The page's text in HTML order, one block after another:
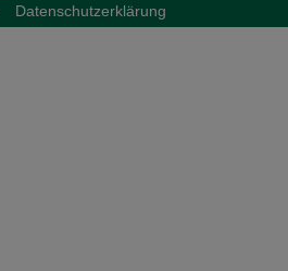
Datenschutzerklärung